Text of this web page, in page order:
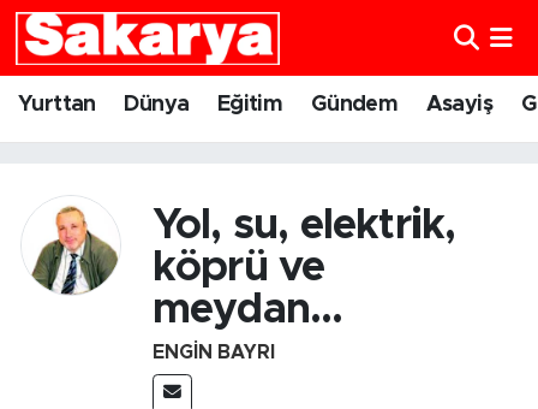
Yurttan Dünya Eğitim Gündem Asayiş
Yol, su, elektrik,
köprü ve
meydan...
ENGIN BAYRI
Yurttan
Eğitim
Gündem
Eskişehirspor
Eskişehir Nöbetçi Eczaneler
Eskişehir Namaz Vakitleri
Eskişehir Trafik Yoğunluk Haritası
Süper Lig Puan Durumu ve Fikstür
Tüm Manşetler